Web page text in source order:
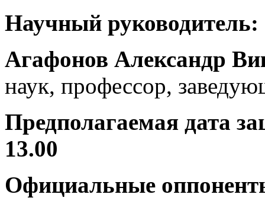
Научный руководитель:
Агафонов Александр
наук, профессор,
Предполагаемая дата
13.00
Официальные